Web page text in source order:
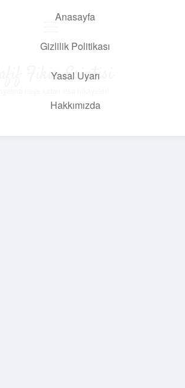
Anasayfa
Gizlilik Politikası
Yasal Uyarı
Hakkımızda
Hafif Fikir Esintisi